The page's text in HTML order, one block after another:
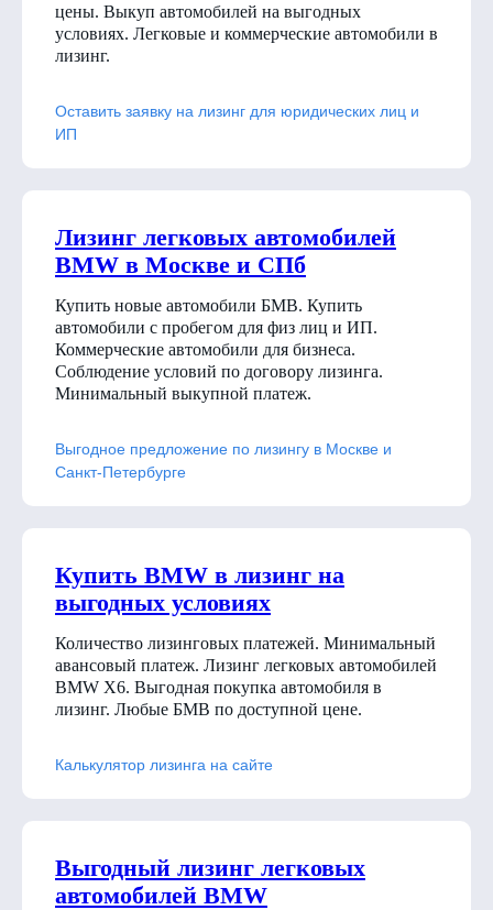
цены. Выкуп автомобилей на выгодных
условиях. Легковые и коммерческие автомобили в
лизинг.
Оставить заявку на лизинг для юридических лиц и
ИП
Лизинг легковых автомобилей
BMW в Москве и СПб
Купить новые автомобили БМВ. Купить
автомобили с пробегом для физ лиц и ИП.
Коммерческие автомобили для бизнеса.
Соблюдение условий по договору лизинга.
Минимальный выкупной платеж.
Выгодное предложение по лизингу в Москве и
Санкт-Петербурге
Купить BMW в лизинг на
выгодных условиях
Количество лизинговых платежей. Минимальный
авансовый платеж. Лизинг легковых автомобилей
BMW X6. Выгодная покупка автомобиля в
лизинг. Любые БМВ по доступной цене.
Калькулятор лизинга на сайте
Выгодный лизинг легковых
автомобилей BMW